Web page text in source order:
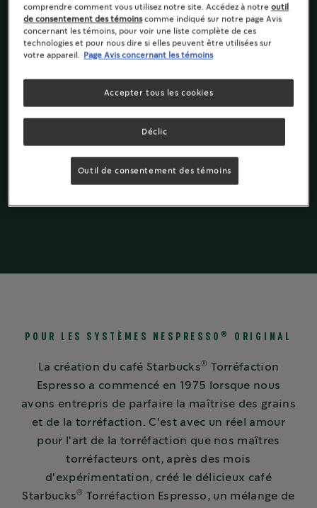
Torréfaction foncée
Notes de mélasse et sucre caramélisé
Starbucks par
Nespresso
POUR LES SYSTÈMES NESPRESSO ® ORIGINAL
La création du café Starbucks® Torréfaction
Espresso a commencé en 1975 lorsque nous
avons entrepris de parfaire la maîtrise des grains
et de la torréfaction. C'est avec un réel amour
pour l'art de la torréfaction que nos maîtres
torréfacteurs ont, après des mois
d'expérimentation, créé le délicieux café
Starbucks® Torréfaction Espresso, un mélange de
comprendre comment vous utilisez notre site. Accédez à notreoutil
de consentement des témoinscomme indiqué sur notre page Avis
concernant les témoins, pour voir une liste complète de ces
technologies et pour nous dire si elles peuvent être utilisées sur
votre appareil.
Page Avis concernant les témoins
Déclic
Accepter tous les cookies
Outil de consentement des témoins